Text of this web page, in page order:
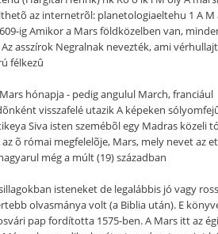
az internetrõl: planetologiaeltehu 1 A M
ig Amikor a Mars földközelben van,
asszírok Negralnak nevezték, ami
félkezû
hónapja - pedig angulul March, franciául
visszafelé utazik A képeken
Siva isten szemébõl egy Madras közeli
õ római megfelelõje, Mars, mely nevet az
még a múlt (19) században
isteneket de legalábbis jó vagy
olvasmánya volt (a Biblia után). E
pap fordította 1575-ben. A Mars itt az égi